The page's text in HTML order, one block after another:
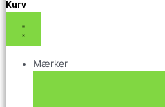
Kurv
Mærker